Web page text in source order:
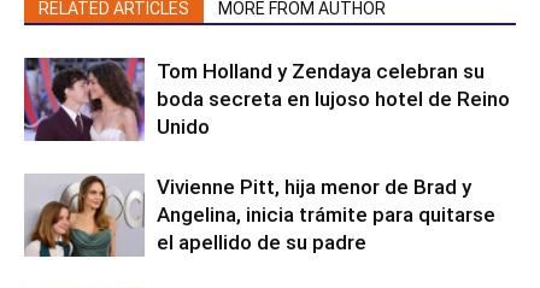
RELATED ARTICLES MORE FROM AUTHOR
Tom Holland y Zendaya celebran su
boda secreta en lujoso hotel de Reino
Unido
Vivienne Pitt, hija menor de Brad y
Angelina, inicia trámite para quitarse
el apellido de su padre